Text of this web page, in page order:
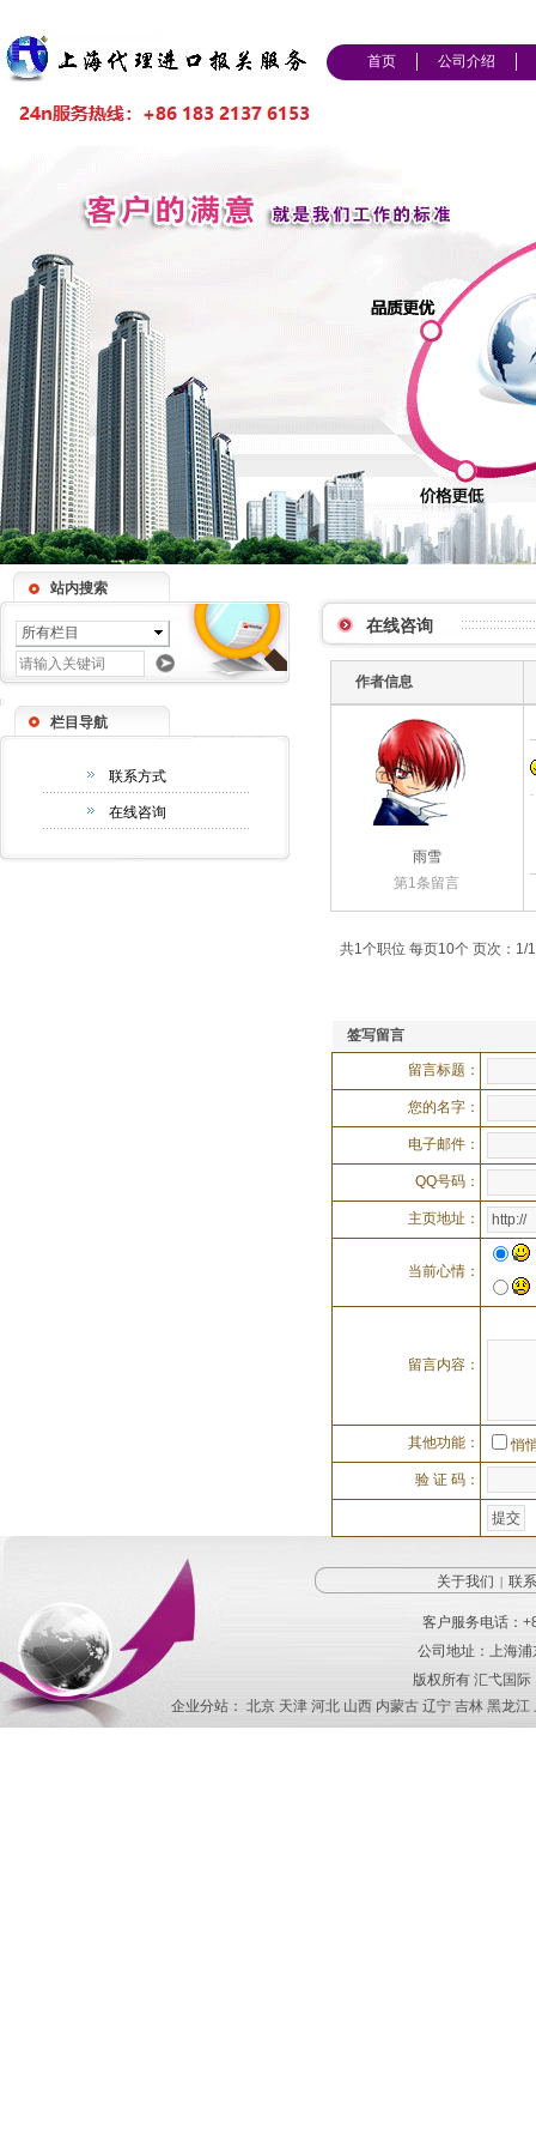
首页 公司介绍
站内搜索
所有栏目
栏目导航
联系方式
在线咨询
签写留言
留言标题：
您的名字：
电子邮件：
QQ号码：
主页地址：
当前心情：
留言内容：
其他功能： 悄
验 证 码：
在线咨询
作者信息
雨雪
第1条留言
共1个职位 每页10个 页次：1/1
关于我们 | 联
客户服务电话：
公司地址：上海
版权所有 汇弋国际
企业分站：北京 天津 河北 山西 内蒙古 辽宁 吉林 黑龙江